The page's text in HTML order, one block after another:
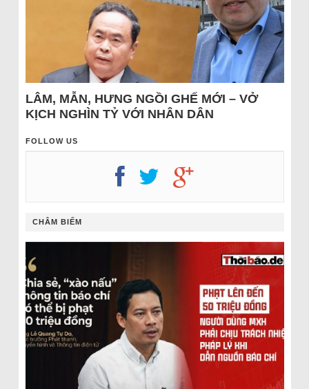
LÂM, MẪN, HƯNG NGỒI GHẾ MỚI – VỞ
KỊCH NGHÌN TỶ VỚI NHÂN DÂN
FOLLOW US
CHÂM BIẾM